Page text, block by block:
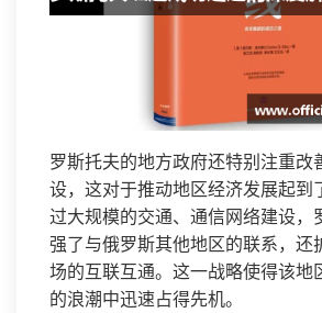
罗斯托夫的地方政府还特别注重改
设，这对于推动地区经济发展起到
过大规模的交通、通信网络建设，
强了与俄罗斯其他地区的联系，还
场的互联互通。这一战略使得该地
的浪潮中迅速占得先机。